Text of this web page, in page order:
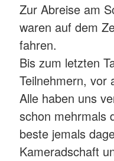
Zur Abreise am
waren auf dem
fahren.
Bis zum letzten
Teilnehmern, vor
Alle haben uns
schon mehrmals
beste jemals
Kameradschaft